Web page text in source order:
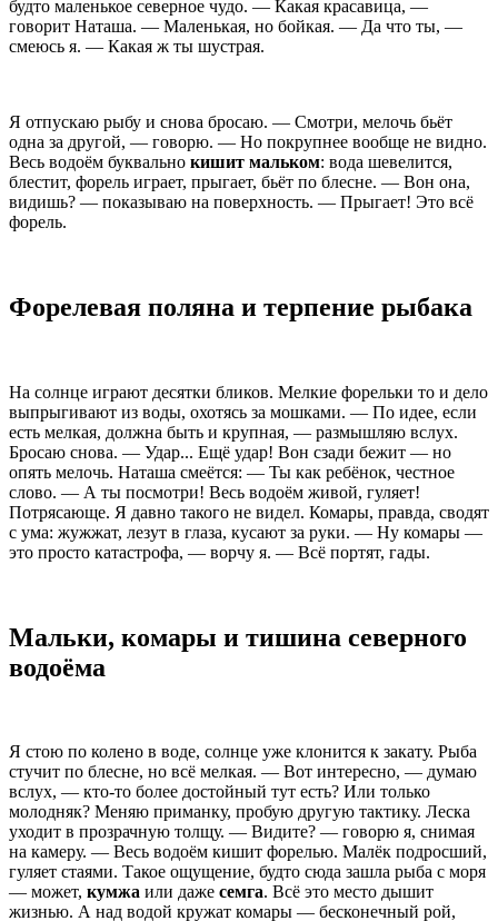
будто маленькое северное чудо. — Какая красавица, —
говорит Наташа. — Маленькая, но бойкая. — Да что ты, —
смеюсь я. — Какая ж ты шустрая.
Я отпускаю рыбу и снова бросаю. — Смотри, мелочь бьёт
одна за другой, — говорю. — Но покрупнее вообще не видно.
Весь водоём буквально кишит мальком: вода шевелится,
блестит, форель играет, прыгает, бьёт по блесне. — Вон она,
видишь? — показываю на поверхность. — Прыгает! Это всё
форель.
Форелевая поляна и терпение рыбака
На солнце играют десятки бликов. Мелкие форельки то и дело
выпрыгивают из воды, охотясь за мошками. — По идее, если
есть мелкая, должна быть и крупная, — размышляю вслух.
Бросаю снова. — Удар... Ещё удар! Вон сзади бежит — но
опять мелочь. Наташа смеётся: — Ты как ребёнок, честное
слово. — А ты посмотри! Весь водоём живой, гуляет!
Потрясающе. Я давно такого не видел. Комары, правда, сводят
с ума: жужжат, лезут в глаза, кусают за руки. — Ну комары —
это просто катастрофа, — ворчу я. — Всё портят, гады.
Мальки, комары и тишина северного
водоёма
Я стою по колено в воде, солнце уже клонится к закату. Рыба
стучит по блесне, но всё мелкая. — Вот интересно, — думаю
вслух, — кто-то более достойный тут есть? Или только
молодняк? Меняю приманку, пробую другую тактику. Леска
уходит в прозрачную толщу. — Видите? — говорю я, снимая
на камеру. — Весь водоём кишит форелью. Малёк подросший,
гуляет стаями. Такое ощущение, будто сюда зашла рыба с моря
— может, кумжа или даже семга. Всё это место дышит
жизнью. А над водой кружат комары — бесконечный рой,